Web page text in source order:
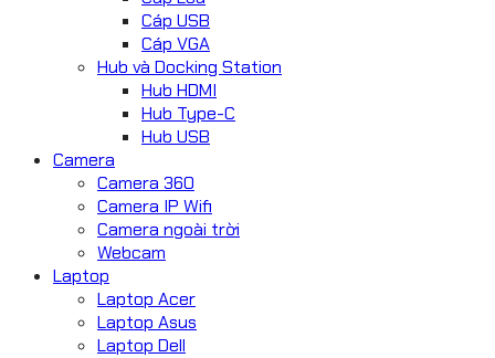
Cáp USB
Cáp VGA
Hub và Docking Station
Hub HDMI
Hub Type-C
Hub USB
Camera
Camera 360
Camera IP Wifi
Camera ngoài trời
Webcam
Laptop
Laptop Acer
Laptop Asus
Laptop Dell